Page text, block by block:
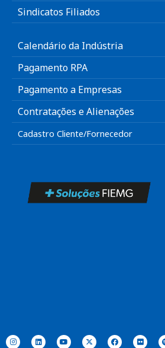
Sindicatos Filiados
Calendário da Indústria
Pagamento RPA
Pagamento a Empresas
Contratações e Alienações
Cadastro Cliente/Fornecedor